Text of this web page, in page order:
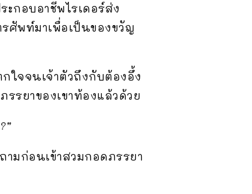
กอบอาชีพไรเดอร์ส่ง
ศัพท์มาเพื่อเป็นของขวัญ
ใจจนเจ้าตัวถึงกับต้องอึ้ง
รยาของเขาท้องแล้วด้วย
มก่อนเข้าสวมกอดภรรยา